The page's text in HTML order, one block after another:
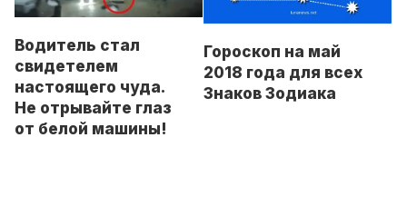
Водитель стал
свидетелем
настоящего чуда.
Не отрывайте глаз
от белой машины!
Гороскоп на май
2018 года для всех
Знаков Зодиака